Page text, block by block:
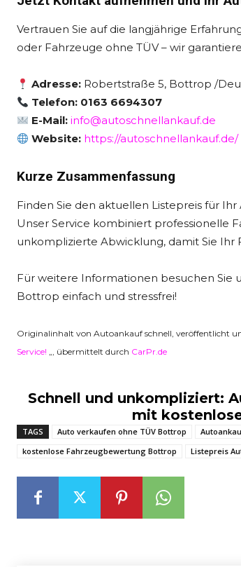
Vertrauen Sie auf die langjährige
oder Fahrzeuge ohne TÜV – wir
Adresse: Robertstraße 5, Bottrop /
Telefon: 0163 6694307
E-Mail:info@autoschnellankauf.de
Website: https://autoschnellankauf.de/
Kurze Zusammenfassung
Finden Sie den aktuellen Listepreis für
Unser Service kombiniert professionelle
unkomplizierte Abwicklung, damit Sie Ihr
Für weitere Informationen besuchen Sie
Bottrop einfach und stressfrei!
Originalinhalt von Autoankauf schnell, veröffentlicht
Service! „, übermittelt durch CarPr.de
Schnell und unkompliziert:
mit
TAGS Auto verkaufen ohne TÜV Bottrop
kostenlose Fahrzeugbewertung Bottrop
Listepreis